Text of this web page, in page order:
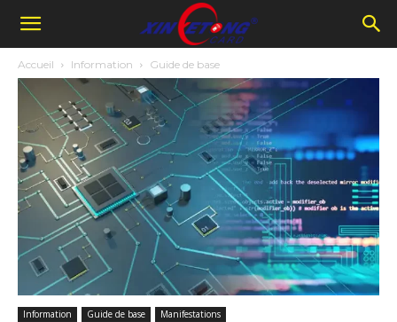
Accueil Information Guide de base
Information Guide de base Manifestations